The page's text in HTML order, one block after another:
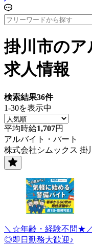
掛川市のア
求人情報
検索結果36件
1-30を表示中
平均時給1,707円
アルバイト・パート
株式会社シムックス 掛
＼☆年齢・経験不問★
◎即日勤務大歓迎♪